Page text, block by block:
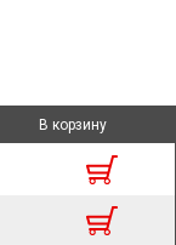
В корзину
В корзину